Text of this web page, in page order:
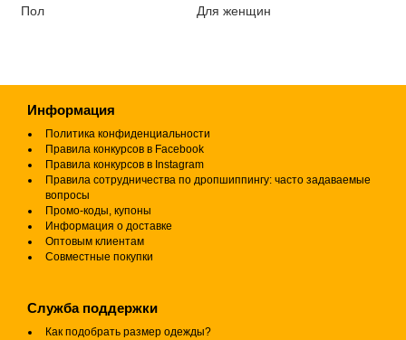
Пол
Для женщин
Информация
Политика конфиденциальности
Правила конкурсов в Facebook
Правила конкурсов в Instagram
Правила сотрудничества по дропшиппингу: часто задаваемые
вопросы
Промо-коды, купоны
Информация о доставке
Оптовым клиентам
Совместные покупки
Служба поддержки
Как подобрать размер одежды?